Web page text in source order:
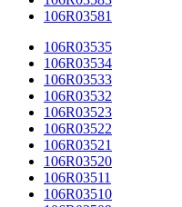
106R03581
106R03535
106R03534
106R03533
106R03532
106R03523
106R03522
106R03521
106R03520
106R03511
106R03510